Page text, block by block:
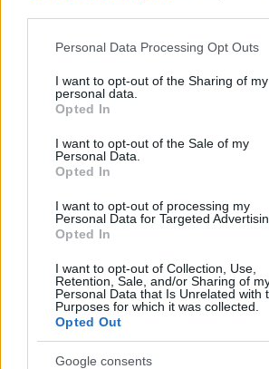
Please note that this website/app uses
not limited to your visit or usage
grant or deny consent to Google and its
use your data for below specified
consent section.
Personal Data Processing Opt Outs
I want to opt-out of the Sharing of my
personal data.
Opted In
I want to opt-out of the Sale of my
Personal Data.
Opted In
I want to opt-out of processing my
Personal Data for Targeted
Opted In
I want to opt-out of Collection, Use,
Retention, Sale, and/or Sharing of
Personal Data that Is Unrelated with
Purposes for which it was collected.
Opted Out
Google consents
εστίες τους και χιλιάδες έχουν
σύγκρουση έχει επίσης εμποδίσει
των δύο χωρών.